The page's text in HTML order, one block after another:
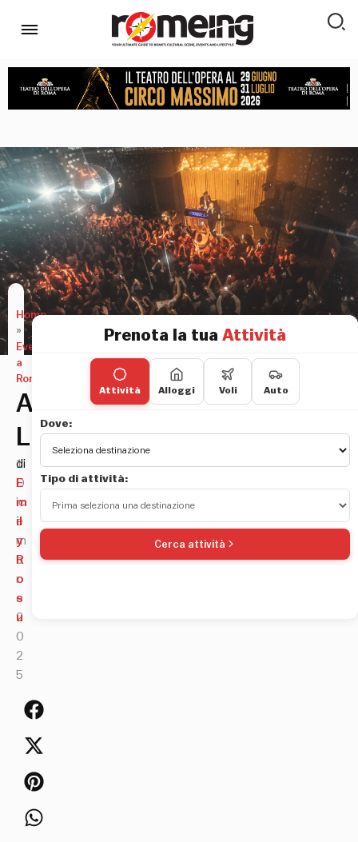
Home
»
Eventi
a
Roma
Alcazar
Live
1
D
ic
e
m
b
r
e
2
0
2
5
di
E
m
il
y
R
o
s
u
Prenota la tua Attività
Attività Alloggi Voli Auto
Dove:
Tipo di attività:
Cerca attività